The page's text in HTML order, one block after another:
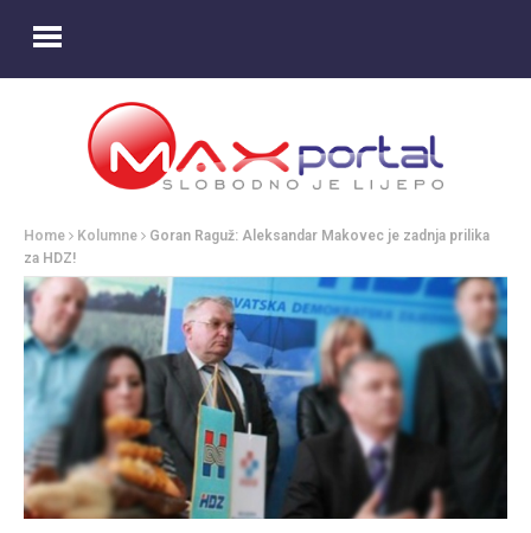
Home Kolumne
Goran Raguž: Aleksandar Makovec je zadnja prilika
za HDZ!